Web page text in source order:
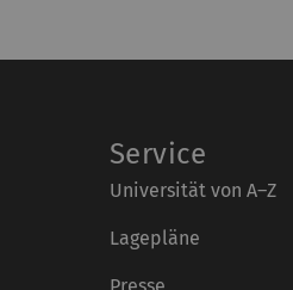
Service
Universität von A–Z
Lagepläne